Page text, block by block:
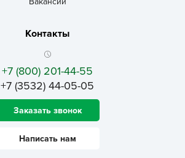
Контакты
+7 (800) 201-44-55
+7 (3532) 44-05-05
Заказать звонок
Написать нам